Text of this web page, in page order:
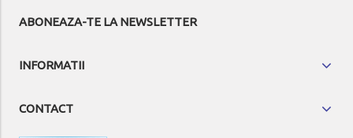
ABONEAZA-TE LA NEWSLETTER
INFORMATII
CONTACT